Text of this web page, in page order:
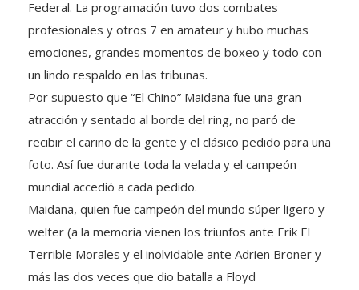
Federal. La programación tuvo dos combates
profesionales y otros 7 en amateur y hubo muchas
emociones, grandes momentos de boxeo y todo con
un lindo respaldo en las tribunas.
Por supuesto que “El Chino” Maidana fue una gran
atracción y sentado al borde del ring, no paró de
recibir el cariño de la gente y el clásico pedido para una
foto. Así fue durante toda la velada y el campeón
mundial accedió a cada pedido.
Maidana, quien fue campeón del mundo súper ligero y
welter (a la memoria vienen los triunfos ante Erik El
Terrible Morales y el inolvidable ante Adrien Broner y
más las dos veces que dio batalla a Floyd